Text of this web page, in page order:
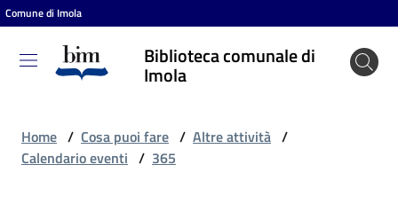
Vai al contenuto
Vai alla navigazione
Vai al footer
Comune di Imola
Biblioteca comunale di
Imola
Biblioteca
comunale
Home / Cosa puoi fare / Altre attività /
Calendario eventi / 365